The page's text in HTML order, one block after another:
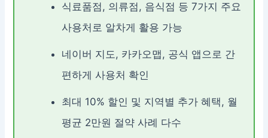
식료품점, 의류점, 음식점 등 7가지 주요
사용처로 알차게 활용 가능
네이버 지도, 카카오맵, 공식 앱으로 간
편하게 사용처 확인
최대 10% 할인 및 지역별 추가 혜택, 월
평균 2만원 절약 사례 다수